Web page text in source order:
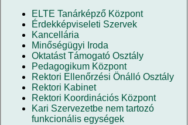
ELTE Tanárképző Központ
Érdekképviseleti Szervek
Kancellária
Minőségügyi Iroda
Oktatást Támogató Osztály
Pedagogikum Központ
Rektori Ellenőrzési Önálló Osztály
Rektori Kabinet
Rektori Koordinációs Központ
Kari Szervezetbe nem tartozó
funkcionális egységek